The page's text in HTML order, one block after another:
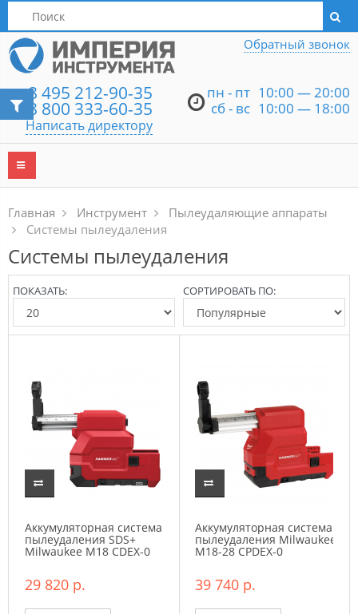
Написать директору
8 495 212-90-35
8 800 333-60-35
Написать директору
пн - пт 10:00 — 20:00
сб - вс 10:00 — 18:00
Обратный звонок
Главная Инструмент
Пылеудаляющие аппараты
Системы пылеудаления
Системы пылеудаления
СОРТИРОВАТЬ ПО:
ПОКАЗАТЬ:
Аккумуляторная система
пылеудаления SDS+
Milwaukee M18 CDEX-0
29 820 р.
Аккумуляторная система
пылеудаления Milwaukee
M18-28 CPDEX-0
39 740 р.